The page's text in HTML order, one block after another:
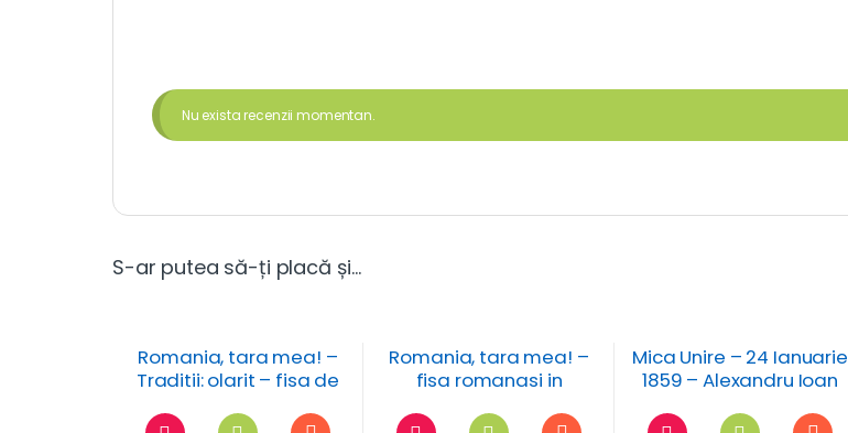
Nu exista recenzii momentan.
S-ar putea să-ți placă și…
Romania, tara mea! –
Traditii: olarit – fisa de
Romania, tara mea! –
fisa romanasi in
Mica Unire – 24 Ianuarie
1859 – Alexandru Ioan